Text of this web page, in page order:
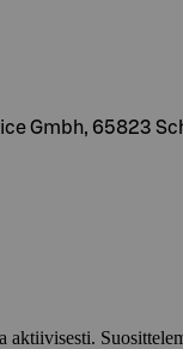
Gmbh, 65823
aktiivisesti.